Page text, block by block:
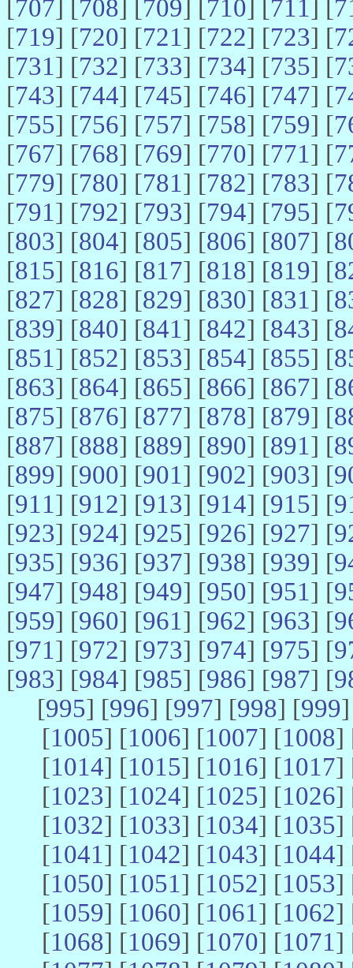
[707] [708] [709] [710] [711] [
[719] [720] [721] [722] [723] [
[731] [732] [733] [734] [735] [
[743] [744] [745] [746] [747] [
[755] [756] [757] [758] [759] [
[767] [768] [769] [770] [771] [
[779] [780] [781] [782] [783] [
[791] [792] [793] [794] [795] [
[803] [804] [805] [806] [807] [
[815] [816] [817] [818] [819] [
[827] [828] [829] [830] [831] [
[839] [840] [841] [842] [843] [
[851] [852] [853] [854] [855] [
[863] [864] [865] [866] [867] [
[875] [876] [877] [878] [879] [
[887] [888] [889] [890] [891] [
[899] [900] [901] [902] [903] [
[911] [912] [913] [914] [915] [
[923] [924] [925] [926] [927] [
[935] [936] [937] [938] [939] [
[947] [948] [949] [950] [951] [
[959] [960] [961] [962] [963] [
[971] [972] [973] [974] [975] [
[983] [984] [985] [986] [987] [
[995] [996] [997] [998] [999
[1005] [1006] [1007] [1008]
[1014] [1015] [1016] [1017]
[1023] [1024] [1025] [1026]
[1032] [1033] [1034] [1035]
[1041] [1042] [1043] [1044]
[1050] [1051] [1052] [1053]
[1059] [1060] [1061] [1062]
[1068] [1069] [1070] [1071]